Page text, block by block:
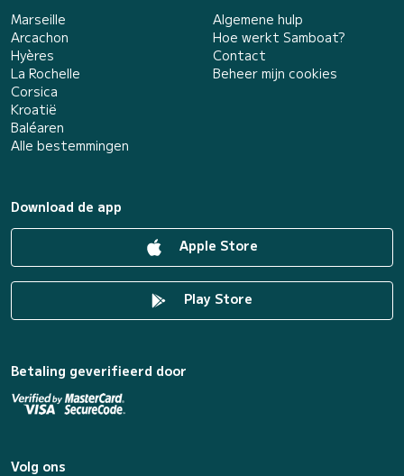
Marseille
Arcachon
Hyères
La Rochelle
Corsica
Kroatië
Baléaren
Alle bestemmingen
Algemene hulp
Hoe werkt Samboat?
Contact
Beheer mijn cookies
Download de app
Apple Store
Play Store
Betaling geverifieerd door
Volg ons